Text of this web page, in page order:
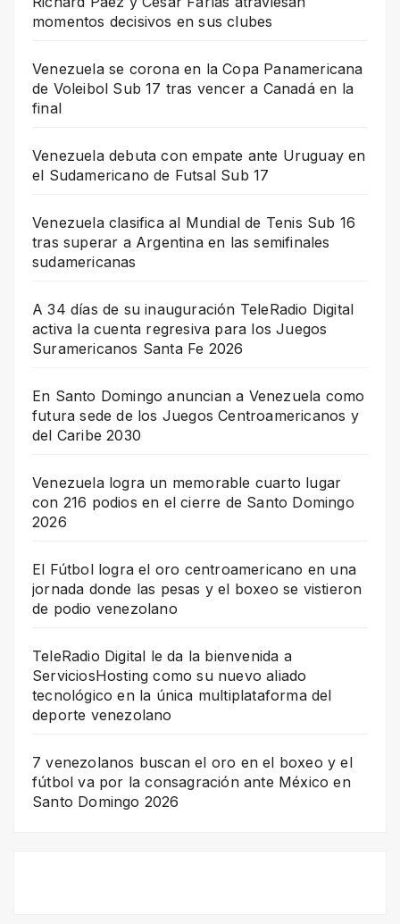
momentos decisivos en sus clubes
Venezuela se corona en la Copa Panamericana
de Voleibol Sub 17 tras vencer a Canadá en la
final
Venezuela debuta con empate ante Uruguay en
el Sudamericano de Futsal Sub 17
Venezuela clasifica al Mundial de Tenis Sub 16
tras superar a Argentina en las semifinales
sudamericanas
A 34 días de su inauguración TeleRadio Digital
activa la cuenta regresiva para los Juegos
Suramericanos Santa Fe 2026
En Santo Domingo anuncian a Venezuela como
futura sede de los Juegos Centroamericanos y
del Caribe 2030
Venezuela logra un memorable cuarto lugar
con 216 podios en el cierre de Santo Domingo
2026
El Fútbol logra el oro centroamericano en una
jornada donde las pesas y el boxeo se vistieron
de podio venezolano
TeleRadio Digital le da la bienvenida a
ServiciosHosting como su nuevo aliado
tecnológico en la única multiplataforma del
deporte venezolano
7 venezolanos buscan el oro en el boxeo y el
fútbol va por la consagración ante México en
Santo Domingo 2026